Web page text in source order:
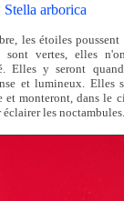
Stella arborica
les étoiles poussent
sont vertes, elles
Elles y seront
et lumineux. Elles
et monteront, dans le
les noctambules.